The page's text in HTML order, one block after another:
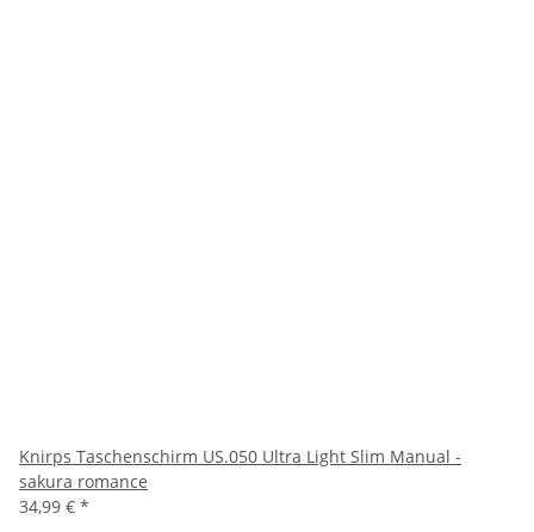
Knirps Taschenschirm US.050 Ultra Light Slim Manual -
sakura romance
34,99 € *